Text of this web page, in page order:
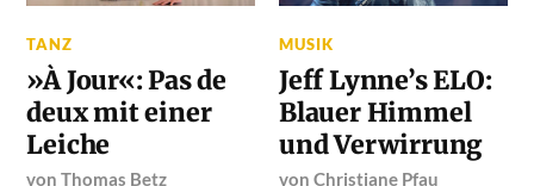
TANZ
»À Jour«: Pas de
deux mit einer
Leiche
vonThomas Betz
MUSIK
Jeff Lynne’s ELO:
Blauer Himmel
und Verwirrung
vonChristiane Pfau